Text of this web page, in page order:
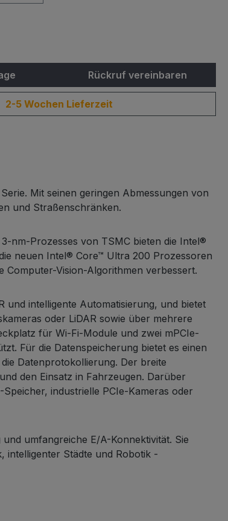
Rückruf vereinbaren
2-5 Wochen Lieferzeit
Mit seinen geringen Abmessungen von
und Straßenschränken.
nm-Prozesses von TSMC bieten die Intel®
neuen Intel® Core™ Ultra 200 Prozessoren
Computer-Vision-Algorithmen verbessert.
und intelligente Automatisierung, und bietet
oder LiDAR sowie über mehrere
für Wi-Fi-Module und zwei mPCIe-
Für die Datenspeicherung bietet es einen
Datenprotokollierung. Der breite
den Einsatz in Fahrzeugen. Darüber
industrielle PCIe-Kameras oder
umfangreiche E/A-Konnektivität. Sie
intelligenter Städte und Robotik -